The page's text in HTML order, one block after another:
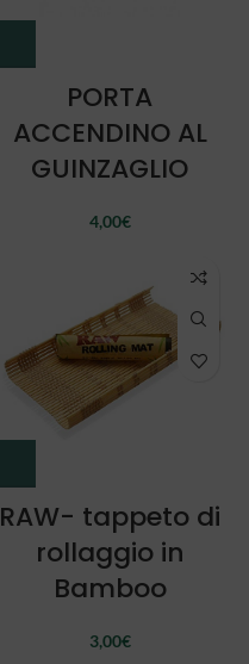
PORTA
ACCENDINO AL
GUINZAGLIO
4,00€
RAW- tappeto di
rollaggio in
Bamboo
3,00€